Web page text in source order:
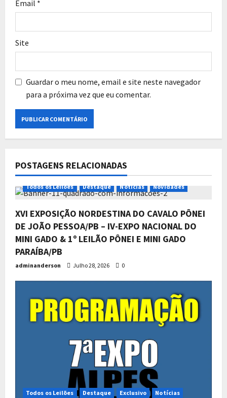
Email *
Site
Guardar o meu nome, email e site neste navegador
para a próxima vez que eu comentar.
POSTAGENS RELACIONADAS
Todos os Leilões Destaque Notícias Novidades
XVI EXPOSIÇÃO NORDESTINA DO CAVALO PÔNEI
DE JOÃO PESSOA/PB – IV-EXPO NACIONAL DO
MINI GADO & 1º LEILÃO PÔNEI E MINI GADO
PARAÍBA/PB
adminanderson Julho 28, 2026 0
Todos os Leilões Destaque Exclusivo Notícias
2
Todos os Leilões Destaque
Exclusivo
Programação da 7ª Expo Alpes
Pônei 2026
Junho 18, 2026 0
3
Todos os Leilões Destaque
Notícias
Novidades
7ª Expo Alpes – Prova Social Mirim.
Junho 17, 2026 0